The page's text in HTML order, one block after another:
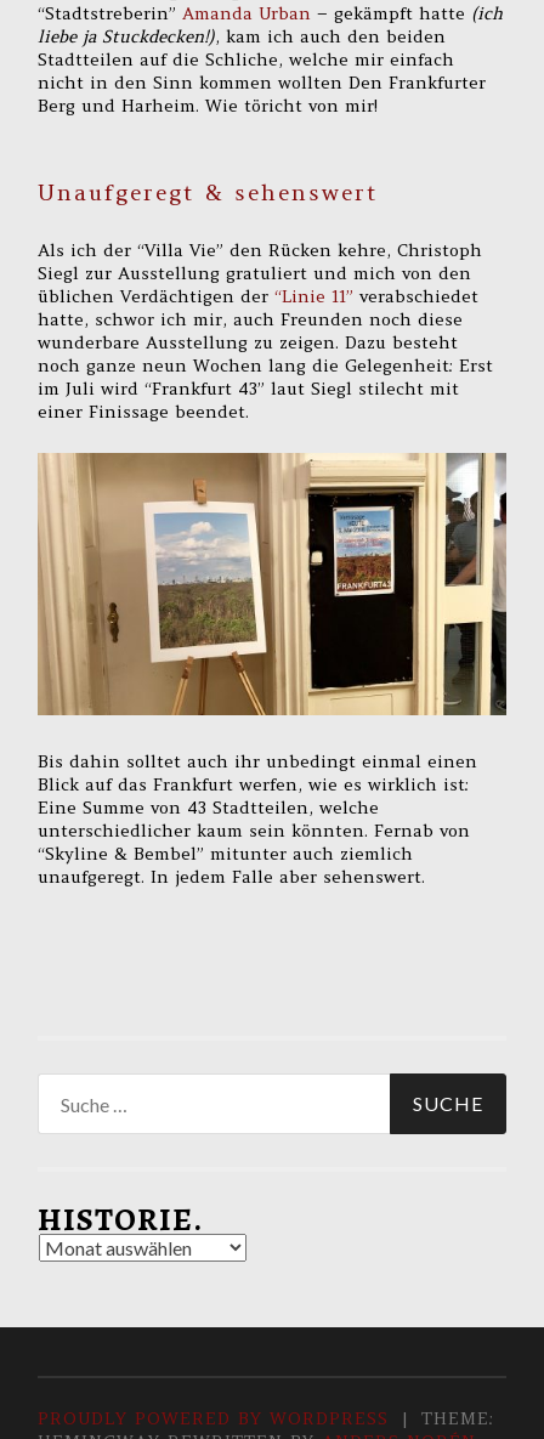
“Stadtstreberin” Amanda Urban – gekämpft hatte (ich
liebe ja Stuckdecken!), kam ich auch den beiden
Stadtteilen auf die Schliche, welche mir einfach
nicht in den Sinn kommen wollten Den Frankfurter
Berg und Harheim. Wie töricht von mir!
Unaufgeregt & sehenswert
Als ich der “Villa Vie” den Rücken kehre, Christoph
Siegl zur Ausstellung gratuliert und mich von den
üblichen Verdächtigen der“Linie 11”verabschiedet
hatte, schwor ich mir, auch Freunden noch diese
wunderbare Ausstellung zu zeigen. Dazu besteht
noch ganze neun Wochen lang die Gelegenheit: Erst
im Juli wird “Frankfurt 43” laut Siegl stilecht mit
einer Finissage beendet.
Bis dahin solltet auch ihr unbedingt einmal einen
Blick auf das Frankfurt werfen, wie es wirklich ist:
Eine Summe von 43 Stadtteilen, welche
unterschiedlicher kaum sein könnten. Fernab von
“Skyline & Bembel” mitunter auch ziemlich
unaufgeregt. In jedem Falle aber sehenswert.
nach:
HISTORIE.
Historie.
PROUDLY POWERED BY WORDPRESS |
THEME: